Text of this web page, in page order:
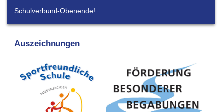
Schulverbund-Obenende!
Auszeichnungen